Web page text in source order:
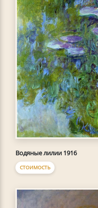
Водяные лилии 1916
СТОИМОСТЬ